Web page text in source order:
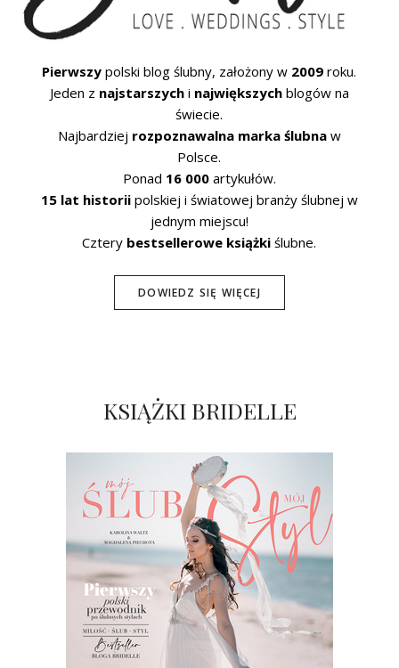
Pierwszy polski blog ślubny, założony w 2009 roku.
Jeden z najstarszychi największychblogów na
świecie.
Najbardziej rozpoznawalna marka ślubnaw
Polsce.
Ponad 16 000artykułów.
15 lat historiipolskiej i światowej branży ślubnej w
jednym miejscu!
Cztery bestsellerowe książki ślubne.
DOWIEDZ SIĘ WIĘCEJ
KSIĄŻKI BRIDELLE